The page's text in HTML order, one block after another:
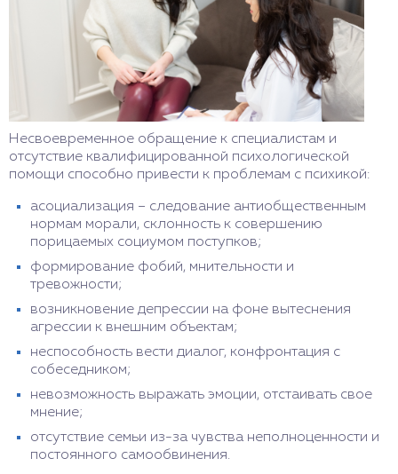
Несвоевременное обращение к специалистам и
отсутствие квалифицированной психологической
помощи способно привести к проблемам с психикой:
асоциализация – следование антиобщественным
нормам морали, склонность к совершению
порицаемых социумом поступков;
формирование фобий, мнительности и
тревожности;
возникновение депрессии на фоне вытеснения
агрессии к внешним объектам;
неспособность вести диалог, конфронтация с
собеседником;
невозможность выражать эмоции, отстаивать свое
мнение;
отсутствие семьи из-за чувства неполноценности и
постоянного самообвинения.